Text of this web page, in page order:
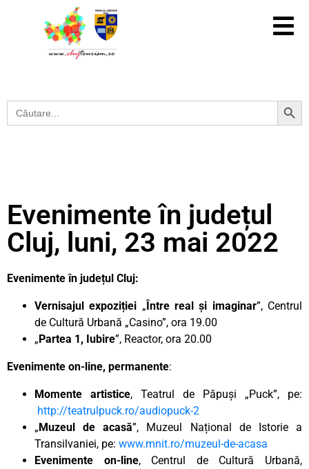
Search
for:
Search Button
Evenimente în județul
Cluj, luni, 23 mai 2022
Evenimente în județul Cluj:
Vernisajul expoziției „Între real și imaginar”, Centrul
de Cultură Urbană „Casino”, ora 19.00
„Partea 1, Iubire”, Reactor, ora 20.00
Evenimente on-line, permanente:
Momente artistice, Teatrul de Păpuși „Puck”, pe:
http://teatrulpuck.ro/audiopuck-2
„Muzeul de acasă”, Muzeul Național de Istorie a
Transilvaniei, pe: www.mnit.ro/muzeul-de-acasa
Evenimente on-line, Centrul de Cultură Urbană,